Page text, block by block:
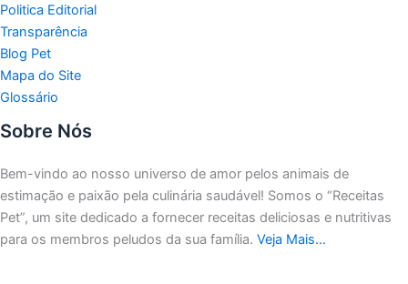
Politica Editorial
Transparência
Blog Pet
Mapa do Site
Glossário
Sobre Nós
Bem-vindo ao nosso universo de amor pelos animais de
estimação e paixão pela culinária saudável! Somos o “Receitas
Pet”, um site dedicado a fornecer receitas deliciosas e nutritivas
para os membros peludos da sua família. Veja Mais…